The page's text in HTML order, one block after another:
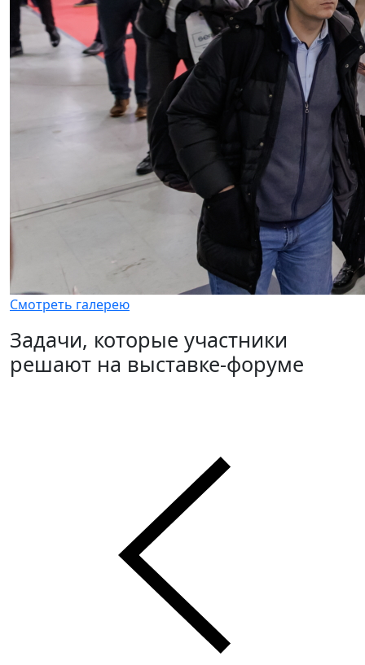
Смотреть галерею
Задачи, которые участники
решают на выставке-форуме